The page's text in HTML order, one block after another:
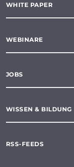
WHITE PAPER
WEBINARE
JOBS
WISSEN & BILDUNG
RSS-FEEDS